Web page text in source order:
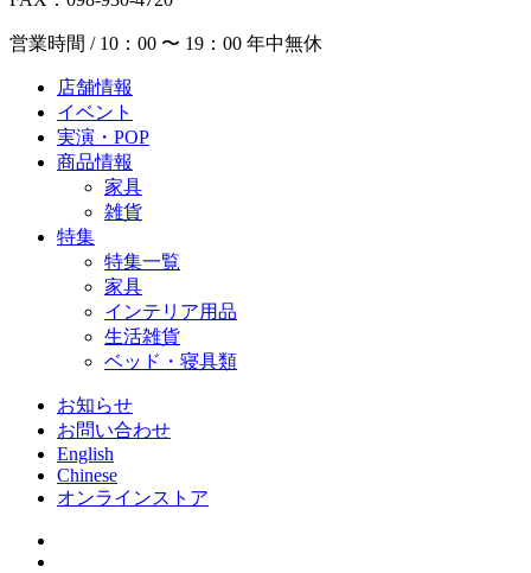
営業時間 / 10：00 〜 19：00 年中無休
店舗情報
イベント
実演・POP
商品情報
家具
雑貨
特集
特集一覧
家具
インテリア用品
生活雑貨
ベッド・寝具類
お知らせ
お問い合わせ
English
Chinese
オンラインストア